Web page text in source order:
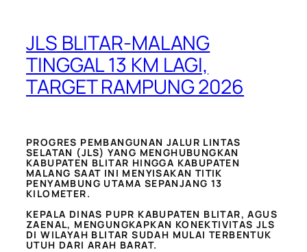
JLS BLITAR-MALANG
TINGGAL 13 KM LAGI,
TARGET RAMPUNG 2026
PROGRES PEMBANGUNAN JALUR LINTAS
SELATAN (JLS) YANG MENGHUBUNGKAN
KABUPATEN BLITAR HINGGA KABUPATEN
MALANG SAAT INI MENYISAKAN TITIK
PENYAMBUNG UTAMA SEPANJANG 13
KILOMETER.
KEPALA DINAS PUPR KABUPATEN BLITAR, AGUS
ZAENAL, MENGUNGKAPKAN KONEKTIVITAS JLS
DI WILAYAH BLITAR SUDAH MULAI TERBENTUK
UTUH DARI ARAH BARAT.